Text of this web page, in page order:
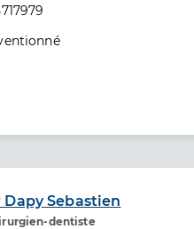
convention
Dapy Sebastien
dentiste de santé